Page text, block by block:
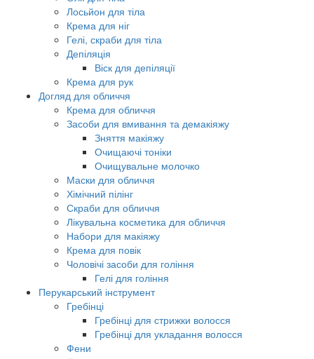
Лосьйон для тіла
Крема для ніг
Гелі, скраби для тіла
Депіляція
Віск для депіляції
Крема для рук
Догляд для обличчя
Крема для обличчя
Засоби для вмивання та демакіяжу
Зняття макіяжу
Очищаючі тоніки
Очищувальне молочко
Маски для обличчя
Хімічний пілінг
Скраби для обличчя
Лікувальна косметика для обличчя
Набори для макіяжу
Крема для повік
Чоловічі засоби для гоління
Гелі для гоління
Перукарський інструмент
Гребінці
Гребінці для стрижки волосся
Гребінці для укладання волосся
Фени